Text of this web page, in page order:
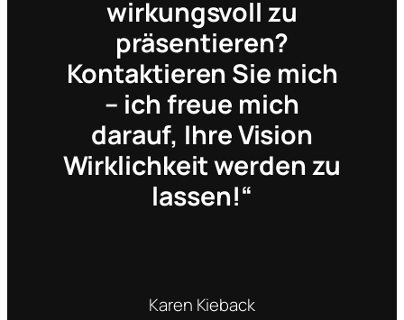
wirkungsvoll zu
präsentieren?
Kontaktieren Sie mich
– ich freue mich
darauf, Ihre Vision
Wirklichkeit werden zu
lassen!“
Karen Kieback